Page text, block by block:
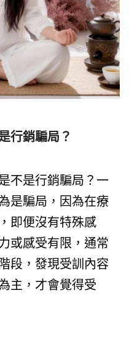
行銷騙局？
不是行銷騙局？一
是騙局，因為在療
即便沒有特殊感
或感受有限，通常
段，發現受訓內容
主，才會覺得受